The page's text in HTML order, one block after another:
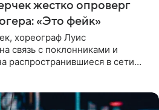
жестко опроверг
«Это фейк»
хореограф Луис
связь с поклонниками и
распространившиеся в сети